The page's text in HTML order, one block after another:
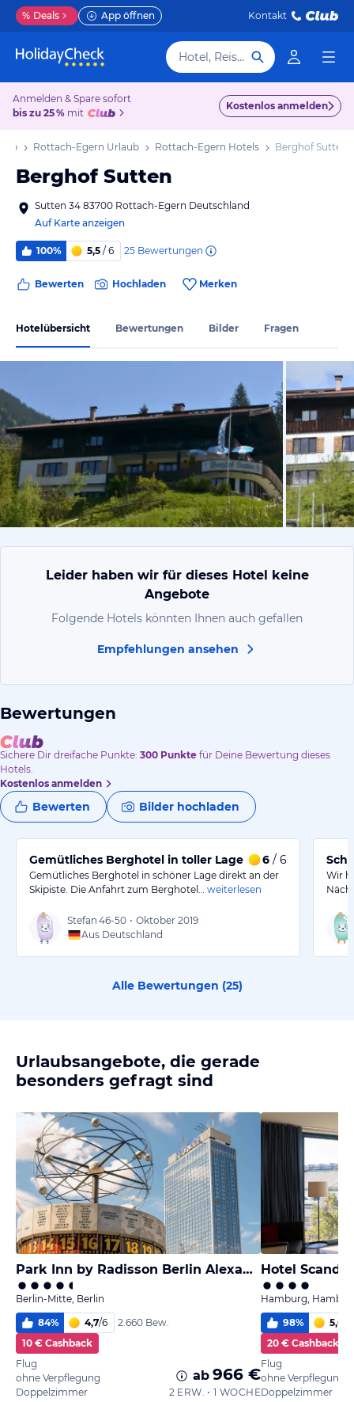
% Deals App öffnen Kontakt
Hotel, Reiseziel
Anmelden & Spare sofort
bis zu 25 % mit
Kostenlos anmelden
Rottach-Egern Urlaub Rottach-Egern Hotels Berghof Sutten
Berghof Sutten
Sutten 34 83700 Rottach-Egern Deutschland
Auf Karte anzeigen
100% 5,5 / 6 25 Bewertungen
Bewerten Hochladen Merken
Hotelübersicht Bewertungen Bilder Fragen
von Katrin,
Leider haben wir für dieses Hotel keine
Angebote
Folgende Hotels könnten Ihnen auch gefallen
Empfehlungen ansehen
Bewertungen
Sichere Dir dreifache Punkte: 300 Punkte für Deine Bewertung dieses
Hotels.
Kostenlos anmelden
Bewerten Bilder hochladen
Gemütliches Berghotel in toller Lage 6 / 6
Gemütliches Berghotel in schöner Lage direkt an der
Skipiste. Die Anfahrt zum Berghotel…
weiterlesen
Stefan 46-50 • Oktober 2019
Aus Deutschland
Wir
Alle Bewertungen (25)
Urlaubsangebote, die gerade
besonders gefragt sind
Park Inn by Radisson Berlin Alexanderplatz
Berlin-Mitte, Berlin
84% 4,7/6
2.660 Bew.
10 € Cashback
Flug
ohne Verpflegung
Doppelzimmer
ab 966 €
2 ERW. • 1 WOCHE
Hotel
Hamburg,
98% 5,6
20 € Cashback
Flug
ohne Verpflegung
Doppelzimmer